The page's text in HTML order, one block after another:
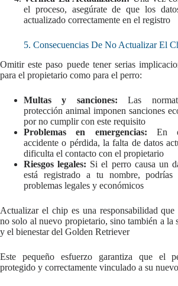
el proceso, asegúrate de que los
actualizado correctamente en el registro
5. Consecuencias De No Actualizar El
Omitir este paso puede tener serias
para el propietario como para el perro:
Multas y sanciones: Las
protección animal imponen sanciones
por no cumplir con este requisito
Problemas en emergencias: En
accidente o pérdida, la falta de datos
dificulta el contacto con el propietario
Riesgos legales: Si el perro causa un
está registrado a tu nombre, podrías
problemas legales y económicos
Actualizar el chip es una responsabilidad que
no solo al nuevo propietario, sino también a la
y el bienestar del Golden Retriever
Este pequeño esfuerzo garantiza que el
protegido y correctamente vinculado a su